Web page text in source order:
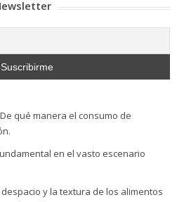
qué manera el consumo de
en el vasto escenario
y la textura de los alimentos